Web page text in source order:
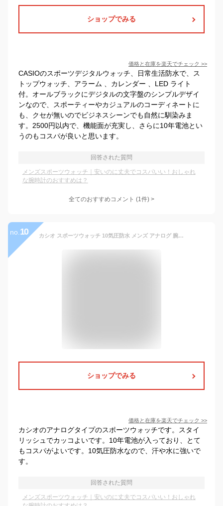
ショップでみる
価格と在庫を楽天でチェック >>
CASIOのスポーツデジタルウォッチ、日常生活防水で、ス
トップウォッチ、アラーム 、カレンダー 、LED ライト
付。オールブラックにデジタルの文字盤のシンプルデザイ
ンなので、スポーティーやカジュアルのコーディネートに
も、クセが無いのでビジネスシーンでも自然に馴染みま
す。2500円以内で、機能面が充実し、さらに10年電池とい
うのもコスパが良いと思います。
回答された質問
メンズスポーツウォッチ｜安いのに丈夫でコスパいい！おしゃれ
な腕時計のおすすめは？
全てのおすすめコメント (1件) >
no. 10 カシオ スポーツウォッチ 10気圧防水 メンズ アナログ 腕時計 文字盤 見やすい 蓄光 夜光時計 ブラック 黒 (SD10JU04) アラビア数字 日付 カレンダー 10年電池 3針 クォーツ ランニングウォッチ カシオ マラソン ランニング 時計 アウトドアウォッチ
ショップでみる
価格と在庫を楽天でチェック >>
カシオのアナログタイプのスポーツウォッチです。スタイ
リッシュでカッコよいです。10年電池が入っており、とて
もコスパがよいです。10気圧防水なので、汗や水に強いで
す。
回答された質問
メンズスポーツウォッチ｜安いのに丈夫でコスパいい！おしゃれ